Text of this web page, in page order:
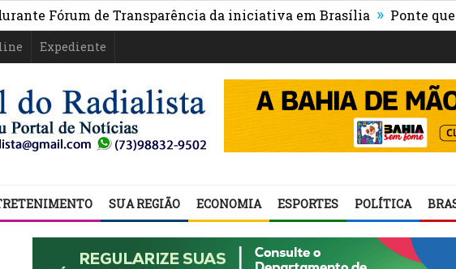
de Transparência da iniciativa em Brasília » Ponte que ligará
Expediente
SUA REGIÃO ECONOMIA ESPORTES POLÍTICA